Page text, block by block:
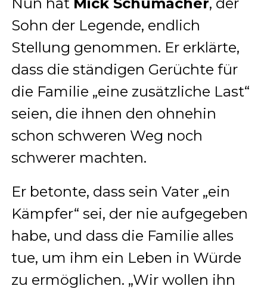
Sohn der Legende, endlich
Stellung genommen. Er erklärte,
dass die ständigen Gerüchte für
die Familie „eine zusätzliche Last“
seien, die ihnen den ohnehin
schon schweren Weg noch
schwerer machten.
Er betonte, dass sein Vater „ein
Kämpfer“ sei, der nie aufgegeben
habe, und dass die Familie alles
tue, um ihm ein Leben in Würde
zu ermöglichen. „Wir wollen ihn